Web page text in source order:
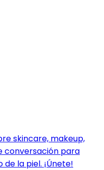
skincare, makeup,
conversación para
la piel. ¡Únete!